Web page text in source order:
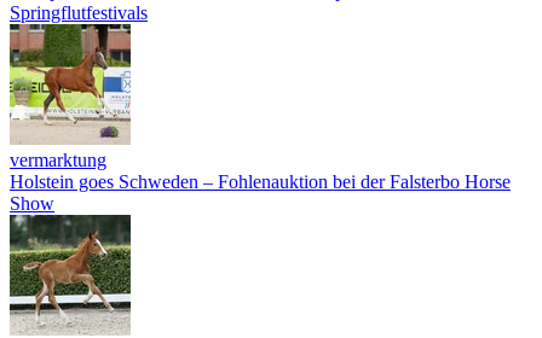
Springflutfestivals
vermarktung
Holstein goes Schweden – Fohlenauktion bei der Falsterbo Horse
Show